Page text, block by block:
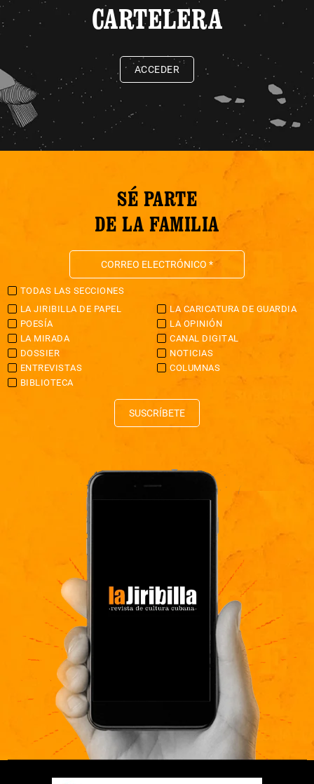
CARTELERA
ACCEDER
SÉ PARTE
DE LA FAMILIA
TODAS LAS SECCIONES
LA JIRIBILLA DE PAPEL
LA CARICATURA DE GUARDIA
POESÍA
LA OPINIÓN
LA MIRADA
CANAL DIGITAL
DOSSIER
NOTICIAS
ENTREVISTAS
COLUMNAS
BIBLIOTECA
SUSCRÍBETE